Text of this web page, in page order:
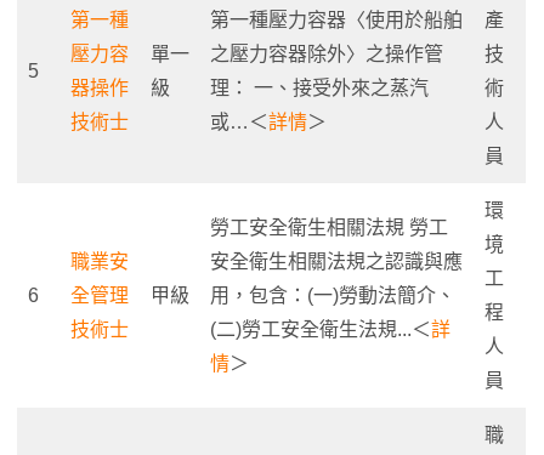
5
第一種
壓力容
器操作
技術士
單一
級
第一種壓力容器〈使用於船舶
之壓力容器除外〉之操作管
理： 一、接受外來之蒸汽
或…＜詳情＞
產
技
術
人
員
6
職業安
全管理
技術士
甲級
勞工安全衛生相關法規 勞工
安全衛生相關法規之認識與應
用，包含：(一)勞動法簡介、
(二)勞工安全衛生法規...＜詳
情＞
環
境
工
程
人
員
職